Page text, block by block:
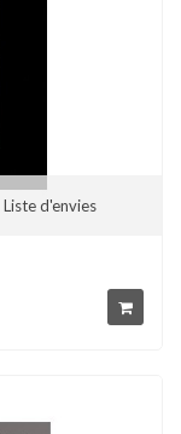
Liste d'envies